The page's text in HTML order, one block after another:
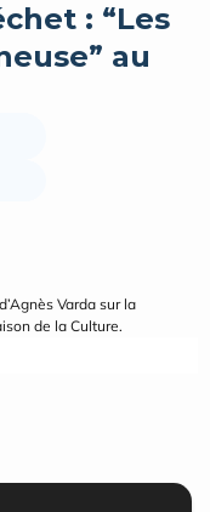
: “Les
au
Varda sur la
de la Culture.